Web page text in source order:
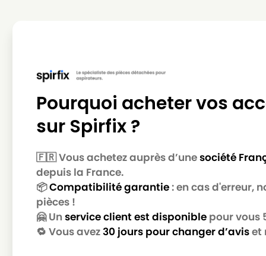
MIELE
MIELE
MIELE S4752
MIELE
MIELE
MIELE
MIELE S4756
MIELE
MIELE S4757
MIELE
MIELE S4758
Pourquoi acheter vos
sur Spirfix ?
🇫🇷 Vous achetez auprès d’unesociété
depuis la France.
📦Compatibilité garantie: en cas d'erreur,
pièces !
🤗 Un service client est disponible pour vous
🔁 Vous avez30 jours pour changer d’aviset